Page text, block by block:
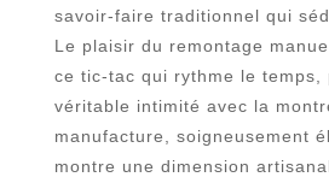
savoir-faire traditionnel qui
Le plaisir du remontage
ce tic-tac qui rythme le temps,
véritable intimité avec la
manufacture, soigneusement
montre une dimension